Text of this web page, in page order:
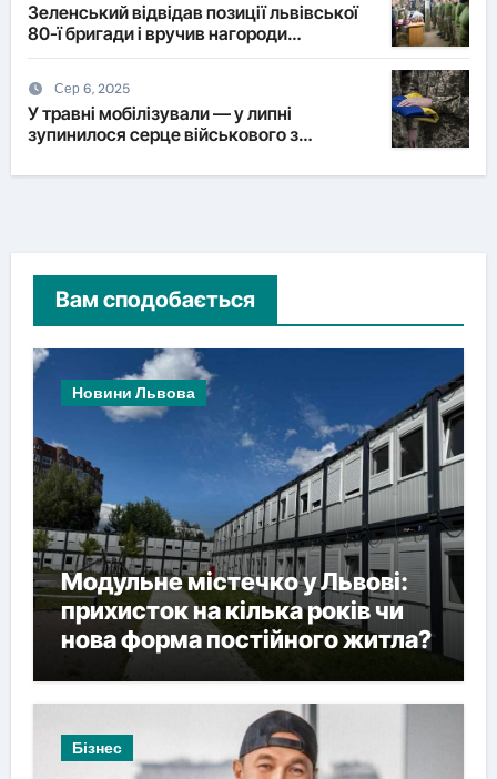
Зеленський відвідав позиції львівської
80-ї бригади і вручив нагороди
військовим
Сер 6, 2025
У травні мобілізували — у липні
зупинилося серце військового з
Вам сподобається
Новини Львова
Модульне містечко у Львові:
прихисток на кілька років чи
нова форма постійного житла?
Бізнес